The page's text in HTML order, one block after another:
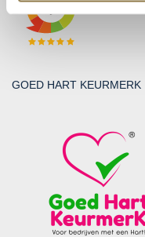
GOED HART KEURMERK